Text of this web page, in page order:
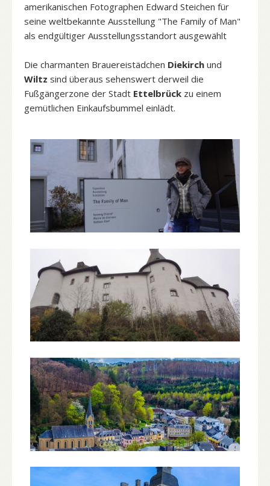
amerikanischen Fotographen Edward Steichen für
seine weltbekannte Ausstellung "The Family of Man"
als endgültiger Ausstellungsstandort ausgewählt
Die charmanten Brauereistädchen Diekirch und
Wiltz sind überaus sehenswert derweil die
Fußgängerzone der Stadt Ettelbrück zu einem
gemütlichen Einkaufsbummel einlädt.